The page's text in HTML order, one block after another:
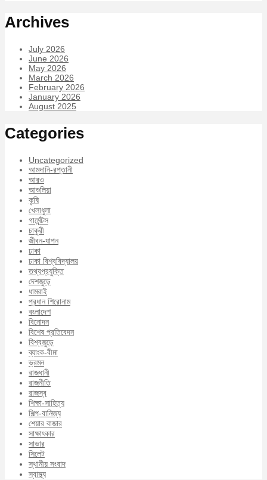
Archives
July 2026
June 2026
May 2026
March 2026
February 2026
January 2026
August 2025
Categories
Uncategorized
আমদানি-রপ্তানী
আরও
আশুলিয়া
কৃষি
খেলাধুলা
গার্মেন্টস
চাকুরী
জীবন-যাপন
ঢাকা
ঢাকা বিশ্ববিদ্যালয়
তথ্যপ্রযুক্তি
দেশজুড়ে
ধামরাই
প্রধান শিরোনাম
বংলাদেশ
বিনোদন
বিশেষ প্রতিবেদন
বিশ্বজুড়ে
ব্যাংক-বীমা
ভ্রমন
রাজধানী
রাজনীতি
রাজস্ব
শিক্ষা-সাহিত্য
শিল্প-বানিজ্য
শেয়ার বাজার
সাক্ষাৎকার
সাভার
সিলেট
স্থানীয় সংবাদ
স্বাস্থ্য